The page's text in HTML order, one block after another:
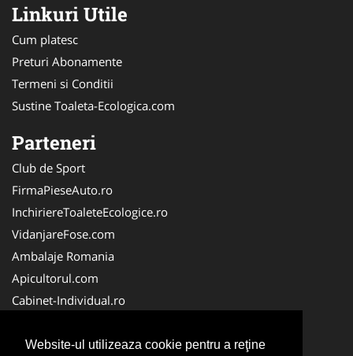
Website-ul utilizeaza cookie pentru a reţine
Linkuri Utile
Cum platesc
Preturi Abonamente
Termeni si Conditii
Sustine Toaleta-Ecologica.com
Parteneri
Club de Sport
FirmaPieseAuto.ro
InchiriereToaleteEcologice.ro
VidanjareFose.com
Ambalaje Romania
Apicultorul.com
Cabinet-Individual.ro
ConstructiiHaleMetalice.ro